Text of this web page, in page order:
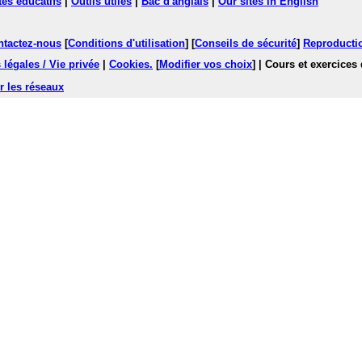
nous [Conditions d'utilisation] [Conseils de sécurité]
légales / Vie privée
Cookies. [Modifier vos choix]
| Cours et
les réseaux